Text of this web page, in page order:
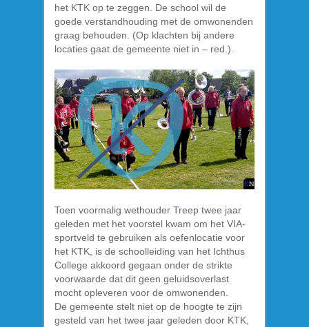
het KTK op te zeggen. De school wil de
goede verstandhouding met de omwonenden
graag behouden. (Op klachten bij andere
locaties gaat de gemeente niet in – red.).
Toen voormalig wethouder Treep twee jaar
geleden met het voorstel kwam om het VIA-
sportveld te gebruiken als oefenlocatie voor
het KTK, is de schoolleiding van het Ichthus
College akkoord gegaan onder de strikte
voorwaarde dat dit geen geluidsoverlast
mocht opleveren voor de omwonenden.
De gemeente stelt niet op de hoogte te zijn
gesteld van het twee jaar geleden door KTK,